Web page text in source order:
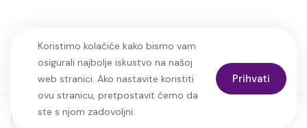
Koristimo kolačiće kako bismo vam
osigurali najbolje iskustvo na našoj
web stranici. Ako nastavite koristiti
ovu stranicu, pretpostavit ćemo da
ste s njom zadovoljni.
Prihvati